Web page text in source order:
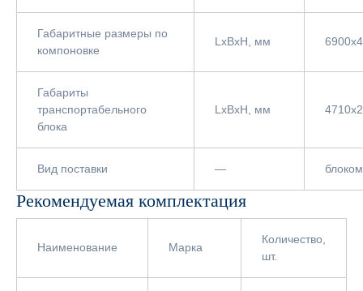
Габаритные размеры по
компоновке
LxBxH, мм
Габариты
транспортабельного
блока
LxBxH, мм
Вид поставки — блоком
Рекомендуемая комплектация
Наименование Марка
Количество,
шт.